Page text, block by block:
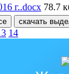
г..docx 78.7
скачать
14